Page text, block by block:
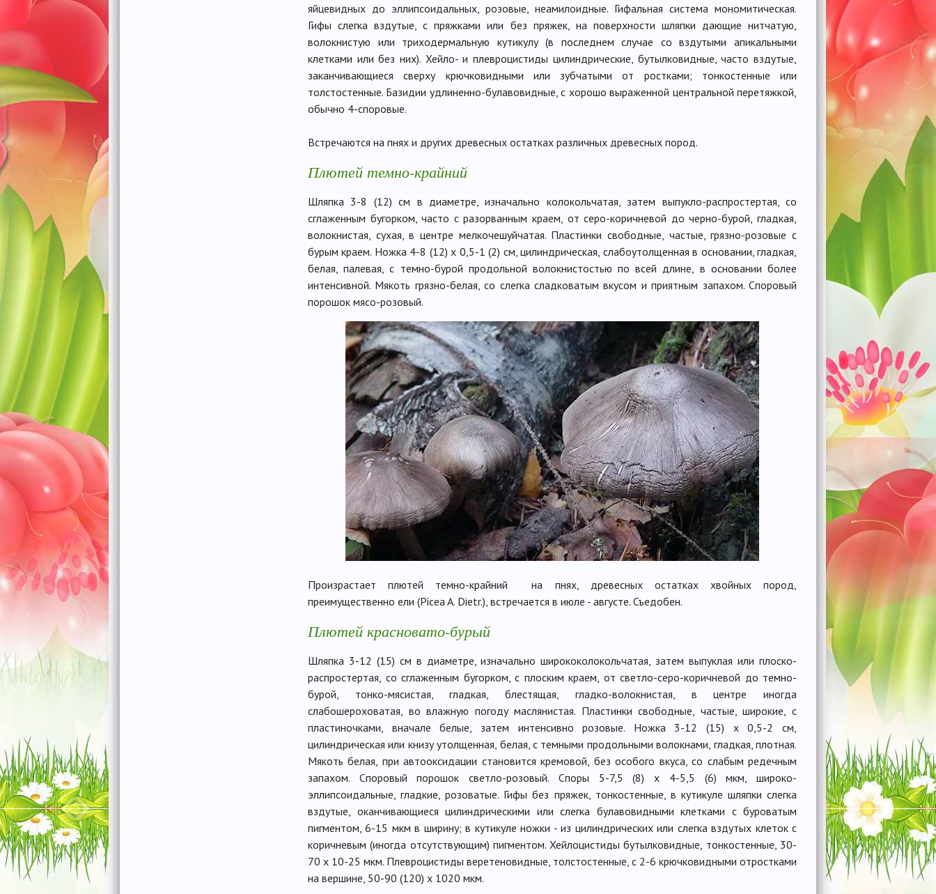
яйцевидных до эллипсоидальных, розовые, неамилоидные. Гифальная система мономитическая.
Гифы слегка вздутые, с пряжками или без пряжек, на поверхности шляпки дающие нитчатую,
волокнистую или триходермальную кутикулу (в последнем случае со вздутыми апикальными
клетками или без них). Хейло- и плевроцистиды цилиндрические, бутылковидные, часто вздутые,
заканчивающиеся сверху крючковидными или зубчатыми от ростками; тонкостенные или
толстостенные. Базидии удлиненно-булавовидные, с хорошо выраженной центральной перетяжкой,
обычно 4-споровые.
Встречаются на пнях и других древесных остатках различных древесных пород.
Плютей темно-крайний
Шляпка 3-8 (12) см в диаметре, изначально колокольчатая, затем выпукло-распростертая, со
сглаженным бугорком, часто с разорванным краем, от серо-коричневой до черно-бурой, гладкая,
волокнистая, сухая, в центре мелкочешуйчатая. Пластинки свободные, частые, грязно-розовые с
бурым краем. Ножка 4-8 (12) х 0,5-1 (2) см, цилиндрическая, слабоутолщенная в основании, гладкая,
белая, палевая, с темно-бурой продольной волокнистостью по всей длине, в основании более
интенсивной. Мякоть грязно-белая, со слегка сладковатым вкусом и приятным запахом. Споровый
порошок мясо-розовый.
Произрастает плютей темно-крайний на пнях, древесных остатках хвойных пород,
преимущественно ели (Picea A. Dietr.), встречается в июле - августе. Съедобен.
Плютей красновато-бурый
Шляпка 3-12 (15) см в диаметре, изначально ширококолокольчатая, затем выпуклая или плоско-
распростертая, со сглаженным бугорком, с плоским краем, от светло-серо-коричневой до темно-
бурой, тонко-мясистая, гладкая, блестящая, гладко-волокнистая, в центре иногда
слабошероховатая, во влажную погоду маслянистая. Пластинки свободные, частые, широкие, с
пластиночками, вначале белые, затем интенсивно розовые. Ножка 3-12 (15) х 0,5-2 см,
цилиндрическая или книзу утолщенная, белая, с темными продольными волокнами, гладкая, плотная.
Мякоть белая, при автооксидации становится кремовой, без особого вкуса, со слабым редечным
запахом. Споровый порошок светло-розовый. Споры 5-7,5 (8) х 4-5,5 (6) мкм, широко-
эллипсоидальные, гладкие, розоватые. Гифы без пряжек, тонкостенные, в кутикуле шляпки слегка
вздутые, оканчивающиеся цилиндрическими или слегка булавовидными клетками с буроватым
пигментом, 6-15 мкм в ширину; в кутикуле ножки - из цилиндрических или слегка вздутых клеток с
коричневым (иногда отсутствующим) пигментом. Хейлоцистиды бутылковидные, тонкостенные, 30-
70 х 10-25 мкм. Плевроцистиды веретеновидные, толстостенные, с 2-6 крючковидными отростками
на вершине, 50-90 (120) х 1020 мкм.